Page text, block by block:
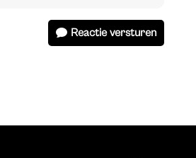
Reactie versturen